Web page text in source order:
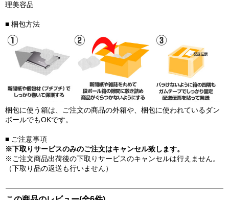
理美容品
■ 梱包方法
梱包に使う箱は、ご注文の商品の外箱や、梱包に使われているダン
ボールでもOKです。
■ ご注意事項
※下取りサービスのみのご注文はキャンセル致します。
※ご注文商品出荷後の下取りサービスのキャンセルは行えません。
（下取り品の返送も行いません）